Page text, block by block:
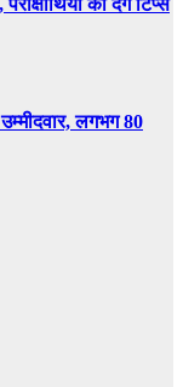
को देंगे टिप्स
लगभग 80